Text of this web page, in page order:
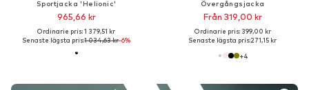
Sportjacka 'Helionic'
965,66 kr
Ordinarie pris: 1 379,51 kr
Senaste lägsta pris:1 034,63 kr-6%
Övergångsjacka
Från 319,00 kr
Ordinarie pris: 399,00 kr
Senaste lägsta pris:271,15 kr
+4